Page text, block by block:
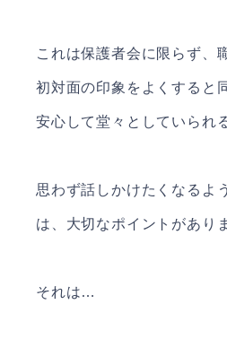
これは保護者会に限らず、
初対面の印象をよくすると
安心して堂々としていられ
思わず話しかけたくなるよ
は、大切なポイントがあり
それは…